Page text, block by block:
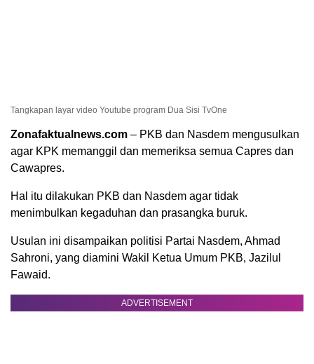
Tangkapan layar video Youtube program Dua Sisi TvOne
Zonafaktualnews.com – PKB dan Nasdem mengusulkan
agar KPK memanggil dan memeriksa semua Capres dan
Cawapres.
Hal itu dilakukan PKB dan Nasdem agar tidak
menimbulkan kegaduhan dan prasangka buruk.
Usulan ini disampaikan politisi Partai Nasdem, Ahmad
Sahroni, yang diamini Wakil Ketua Umum PKB, Jazilul
Fawaid.
ADVERTISEMENT